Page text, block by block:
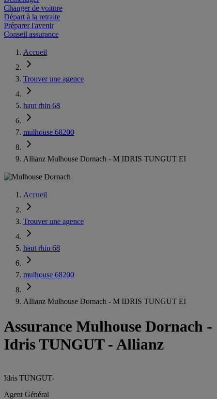
Changer de voiture
Départ à la retraite
Préparer l'avenir
Conseil assurance
Accueil
Trouver une agence
haut rhin 68
mulhouse 68200
Allianz Mulhouse Dornach - M IDRIS TUNGUT EI
Accueil
Trouver une agence
haut rhin 68
mulhouse 68200
Allianz Mulhouse Dornach - M IDRIS TUNGUT EI
Assurance Mulhouse Dornach -
Idris TUNGUT - Allianz
Idris TUNGUT-
Agent Général